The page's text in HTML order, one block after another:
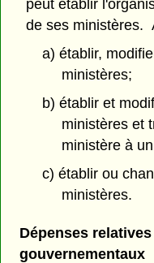
peut établir
de ses ministères.
a) établir,
ministères;
b) établir et
ministères et
ministère à
c) établir ou
ministères.
Dépenses
gouvernementaux